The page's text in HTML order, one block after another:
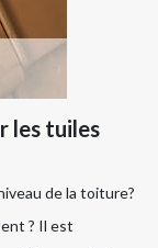
les tuiles
de la toiture?
? Il est